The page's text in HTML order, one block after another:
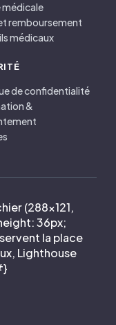
médicale
remboursement
médicaux
de confidentialité
&
(288×121,
36px;
la place
Lighthouse